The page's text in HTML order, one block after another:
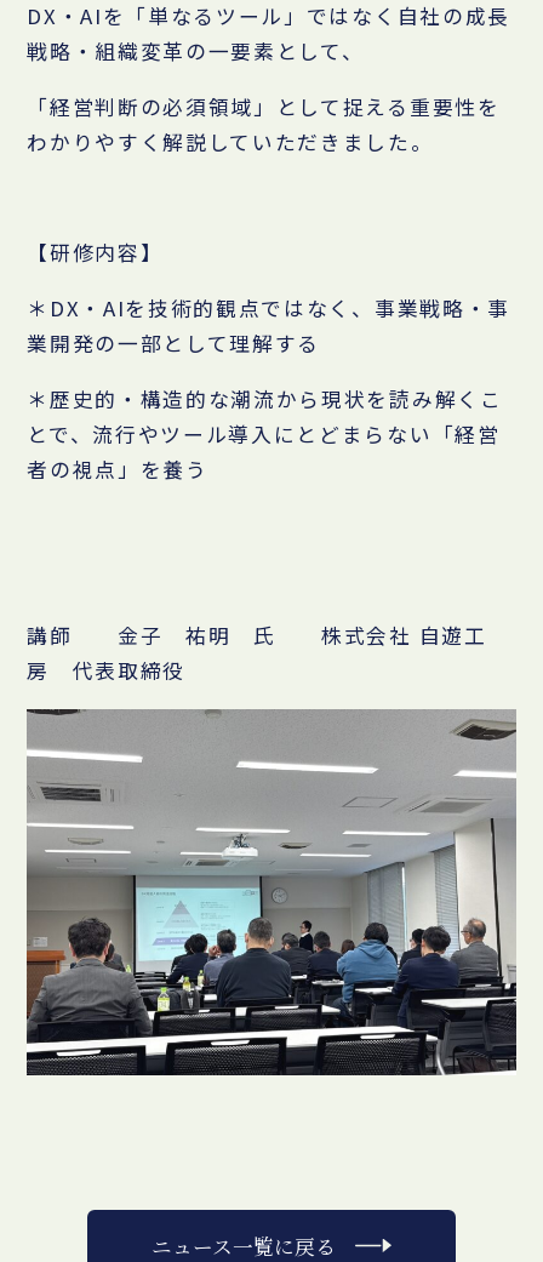
DX・AIを「単なるツール」ではなく自社の成長
戦略・組織変革の一要素として、
「経営判断の必須領域」として捉える重要性を
わかりやすく解説していただきました。
【研修内容】
＊DX・AIを技術的観点ではなく、事業戦略・事
業開発の一部として理解する
＊歴史的・構造的な潮流から現状を読み解くこ
とで、流行やツール導入にとどまらない「経営
者の視点」を養う
講師 金子 祐明 氏 株式会社 自遊工
房 代表取締役
ニュース一覧に戻る